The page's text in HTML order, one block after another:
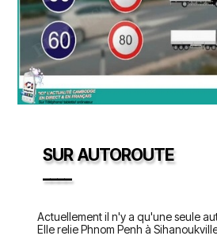
SUR AUTOROUTE
Actuellement il n'y a qu'une seule
Elle relie Phnom Penh à